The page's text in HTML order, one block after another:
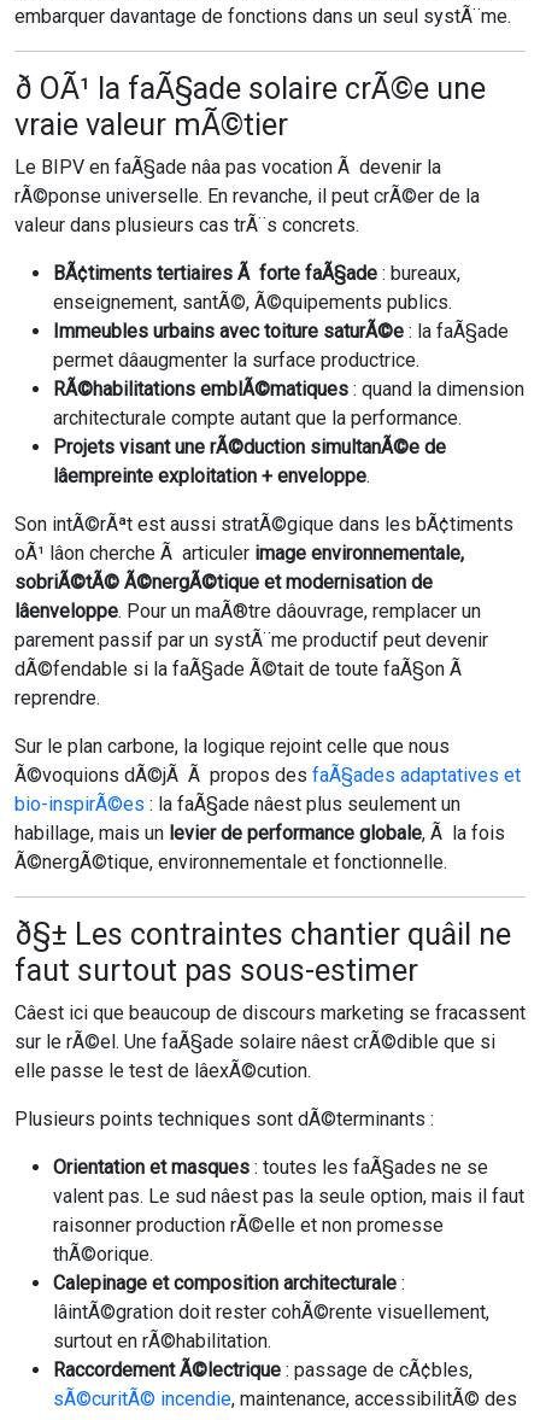
embarquer davantage de fonctions dans un seul systÃ¨me.
ð OÃ¹ la faÃ§ade solaire crÃ©e une
vraie valeur mÃ©tier
Le BIPV en faÃ§ade nâa pas vocation Ã devenir la
rÃ©ponse universelle. En revanche, il peut crÃ©er de la
valeur dans plusieurs cas trÃ¨s concrets.
BÃ¢timents tertiaires Ã forte faÃ§ade : bureaux,
enseignement, santÃ©, Ã©quipements publics.
Immeubles urbains avec toiture saturÃ©e : la faÃ§ade
permet dâaugmenter la surface productrice.
RÃ©habilitations emblÃ©matiques : quand la dimension
architecturale compte autant que la performance.
Projets visant une rÃ©duction simultanÃ©e de
lâempreinte exploitation + enveloppe.
Son intÃ©rÃªt est aussi stratÃ©gique dans les bÃ¢timents
oÃ¹ lâon cherche Ã articuler image environnementale,
sobriÃ©tÃ© Ã©nergÃ©tique et modernisation de
lâenveloppe. Pour un maÃ®tre dâouvrage, remplacer un
parement passif par un systÃ¨me productif peut devenir
dÃ©fendable si la faÃ§ade Ã©tait de toute faÃ§on Ã
reprendre.
Sur le plan carbone, la logique rejoint celle que nous
Ã©voquions dÃ©jÃ Ã propos des faÃ§ades adaptatives et
bio-inspirÃ©es : la faÃ§ade nâest plus seulement un
habillage, mais un levier de performance globale, Ã la fois
Ã©nergÃ©tique, environnementale et fonctionnelle.
ð§± Les contraintes chantier quâil ne
faut surtout pas sous-estimer
Câest ici que beaucoup de discours marketing se fracassent
sur le rÃ©el. Une faÃ§ade solaire nâest crÃ©dible que si
elle passe le test de lâexÃ©cution.
Plusieurs points techniques sont dÃ©terminants :
Orientation et masques : toutes les faÃ§ades ne se
valent pas. Le sud nâest pas la seule option, mais il faut
raisonner production rÃ©elle et non promesse
thÃ©orique.
Calepinage et composition architecturale :
lâintÃ©gration doit rester cohÃ©rente visuellement,
surtout en rÃ©habilitation.
Raccordement Ã©lectrique : passage de cÃ¢bles,
sÃ©curitÃ© incendie, maintenance, accessibilitÃ© des